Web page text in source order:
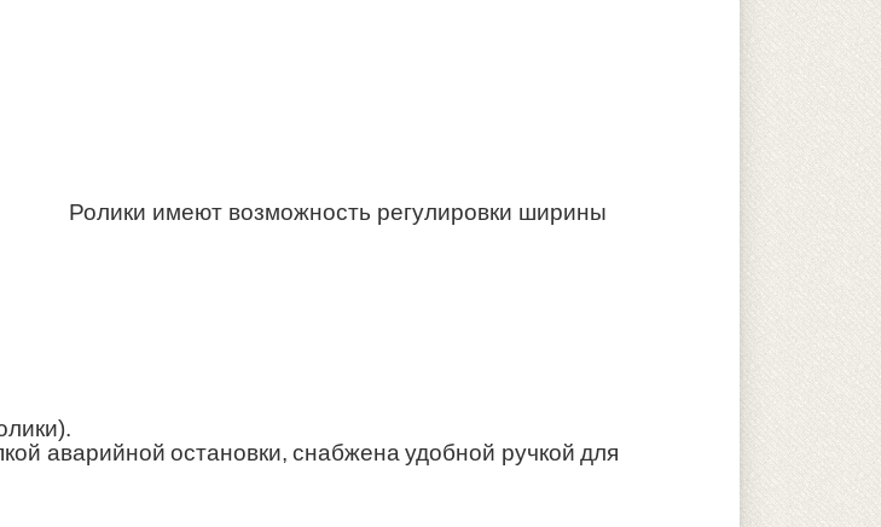
Ролики имеют возможность регулировки ширины
аварийной остановки, снабжена удобной ручкой для